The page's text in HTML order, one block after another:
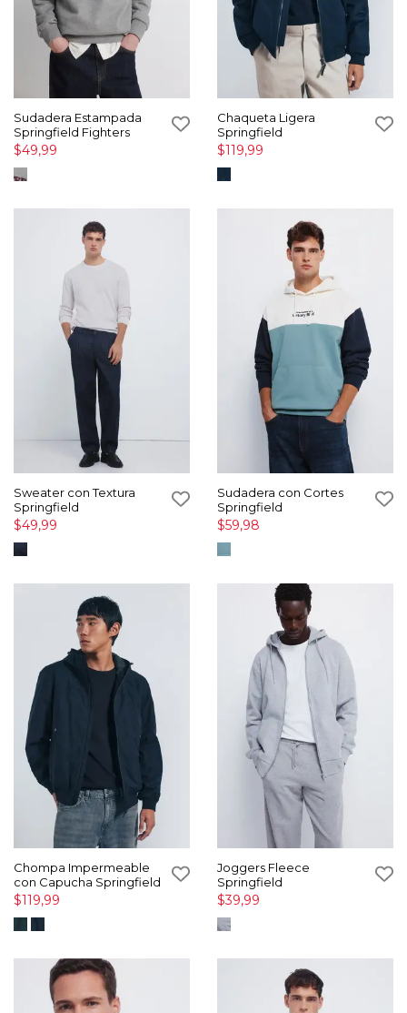
Sudadera Estampada
Springfield Fighters
$49,99
Chaqueta Ligera
Springfield
$119,99
Sweater con Textura
Springfield
$49,99
Sudadera con Cortes
Springfield
$59,98
Chompa Impermeable
con Capucha Springfield
$119,99
Joggers Fleece
Springfield
$39,99